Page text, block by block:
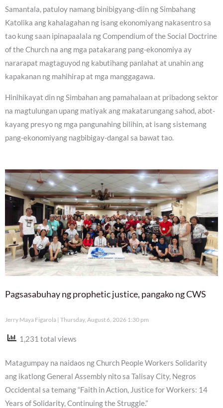
Samantala, patuloy namang binibigyang-diin ng Simbahang
Katolika ang kahalagahan ng isang ekonomiyang nakasentro sa
tao kung saan ipinapaalala ng Compendium of the Social Doctrine
of the Church na ang mga patakarang pang-ekonomiya ay
nararapat magtaguyod ng kabutihang panlahat at unahin ang
kapakanan ng mahihirap at mga manggagawa.
Hinihikayat din ng Simbahan ang pamahalaan at pribadong sektor
na magtulungan upang matiyak ang makatarungang sahod, abot-
kayang presyo ng mga pangunahing bilihin, at isang sistemang
pang-ekonomiyang nagbibigay-dangal sa bawat tao.
Pagsasabuhay ng prophetic justice, pangako ng CWS
Jerry Maya Figarola Thursday, August 6, 2026 1:30 pm
1,231 total views
Matagumpay na naidaos ng Church People Workers Solidarity
ang ikatlong General Assembly nito sa Talisay City, Negros
Occidental sa temang “Faith in Action, Justice for Workers: 14
Years of Solidarity, Continuing the Struggle.”